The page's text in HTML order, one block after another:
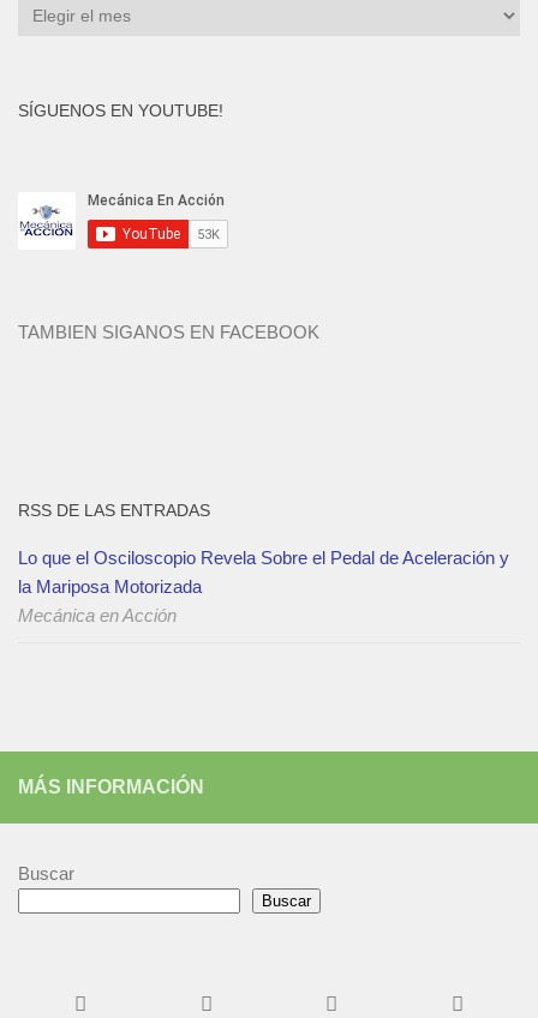
Publicaciones
SÍGUENOS EN YOUTUBE!
TAMBIEN SIGANOS EN FACEBOOK
RSS DE LAS ENTRADAS
Lo que el Osciloscopio Revela Sobre el Pedal de Aceleración y
la Mariposa Motorizada
Mecánica en Acción
MÁS INFORMACIÓN
Buscar
Buscar